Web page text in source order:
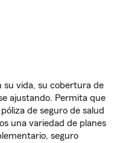
su vida, su cobertura de
ajustando. Permita que
de seguro de salud
una variedad de planes
seguro